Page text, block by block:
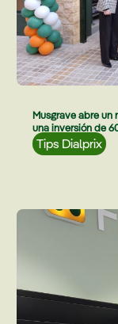
Musgrave abre un
una inversión de
Tips Dialprix